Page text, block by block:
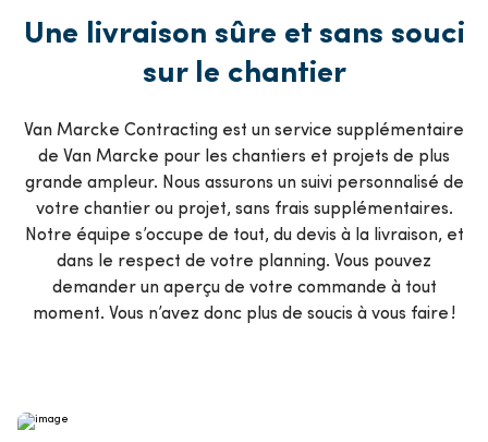
Une livraison sûre et sans souci
sur le chantier
Van Marcke Contracting est un service supplémentaire
de Van Marcke pour les chantiers et projets de plus
grande ampleur. Nous assurons un suivi personnalisé de
votre chantier ou projet, sans frais supplémentaires.
Notre équipe s’occupe de tout, du devis à la livraison, et
dans le respect de votre planning. Vous pouvez
demander un aperçu de votre commande à tout
moment. Vous n’avez donc plus de soucis à vous faire !